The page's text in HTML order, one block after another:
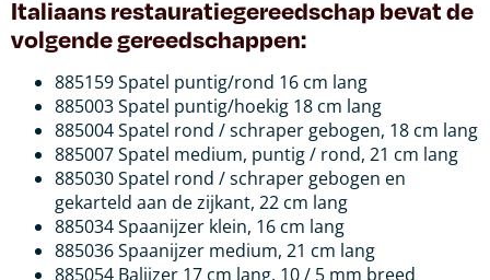
Italiaans restauratiegereedschap bevat de
volgende gereedschappen:
885159 Spatel puntig/rond 16 cm lang
885003 Spatel puntig/hoekig 18 cm lang
885004 Spatel rond / schraper gebogen, 18 cm lang
885007 Spatel medium, puntig / rond, 21 cm lang
885030 Spatel rond / schraper gebogen en
gekarteld aan de zijkant, 22 cm lang
885034 Spaanijzer klein, 16 cm lang
885036 Spaanijzer medium, 21 cm lang
885054 Balijzer 17 cm lang, 10 / 5 mm breed